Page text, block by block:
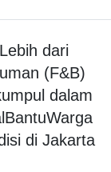
dari
(F&B)
dalam
di Jakarta